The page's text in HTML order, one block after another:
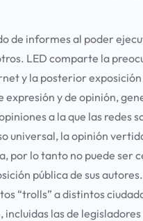
de informes al poder
LED comparte la
y la posterior
y de opinión,
a la que las redes
universal, la opinión
por lo tanto no puede ser
pública de sus
“trolls” a distintos
las de